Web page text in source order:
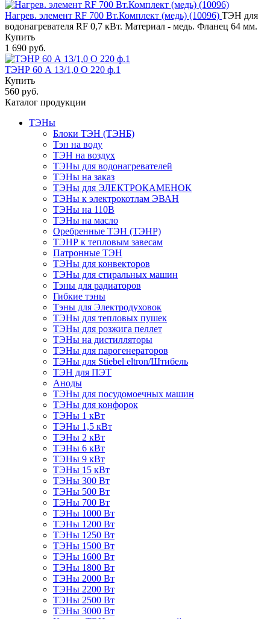
Нагрев. элемент RF 700 Вт.Комплект (медь) (10096) ТЭН для
водонагревателя RF 0,7 кВт. Материал - медь. Фланец 64 мм.
Купить
1 690 руб.
ТЭНР 60 А 13/1,0 О 220 ф.1
Купить
560 руб.
Каталог продукции
ТЭНы
Блоки ТЭН (ТЭНБ)
Тэн на воду
ТЭН на воздух
ТЭНы для водонагревателей
ТЭНы на заказ
ТЭНы для ЭЛЕКТРОКАМЕНОК
ТЭНы к электрокотлам ЭВАН
ТЭНы на 110В
ТЭНы на масло
Оребренные ТЭН (ТЭНР)
ТЭНР к тепловым завесам
Патронные ТЭН
ТЭНы для конвекторов
ТЭНы для стиральных машин
Тэны для радиаторов
Гибкие тэны
Тэны для Электродуховок
ТЭНы для тепловых пушек
ТЭНы для розжига пеллет
ТЭНы на дистилляторы
ТЭНы для парогенераторов
ТЭНы для Stiebel eltron/Штибель
ТЭН для ПЭТ
Аноды
ТЭНы для посудомоечных машин
ТЭНы для конфорок
ТЭНы 1 кВт
ТЭНы 1,5 кВт
ТЭНы 2 кВт
ТЭНы 6 кВт
ТЭНы 9 кВт
ТЭНы 15 кВт
ТЭНы 300 Вт
ТЭНы 500 Вт
ТЭНы 700 Вт
ТЭНы 1000 Вт
ТЭНы 1200 Вт
ТЭНы 1250 Вт
ТЭНы 1500 Вт
ТЭНы 1600 Вт
ТЭНы 1800 Вт
ТЭНы 2000 Вт
ТЭНы 2200 Вт
ТЭНы 2500 Вт
ТЭНы 3000 Вт